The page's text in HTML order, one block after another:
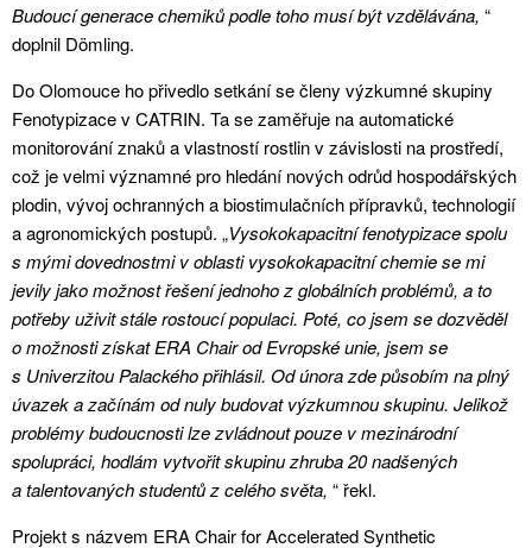
Budoucí generace chemiků podle toho musí být vzdělávána, “
doplnil Dömling.
Do Olomouce ho přivedlo setkání se členy výzkumné skupiny
Fenotypizace v CATRIN. Ta se zaměřuje na automatické
monitorování znaků a vlastností rostlin v závislosti na prostředí,
což je velmi významné pro hledání nových odrůd hospodářských
plodin, vývoj ochranných a biostimulačních přípravků, technologií
a agronomických postupů. „Vysokokapacitní fenotypizace spolu
s mými dovednostmi v oblasti vysokokapacitní chemie se mi
jevily jako možnost řešení jednoho z globálních problémů, a to
potřeby uživit stále rostoucí populaci. Poté, co jsem se dozvěděl
o možnosti získat ERA Chair od Evropské unie, jsem se
s Univerzitou Palackého přihlásil. Od února zde působím na plný
úvazek a začínám od nuly budovat výzkumnou skupinu. Jelikož
problémy budoucnosti lze zvládnout pouze v mezinárodní
spolupráci, hodlám vytvořit skupinu zhruba 20 nadšených
a talentovaných studentů z celého světa, “ řekl.
Projekt s názvem ERA Chair for Accelerated Synthetic